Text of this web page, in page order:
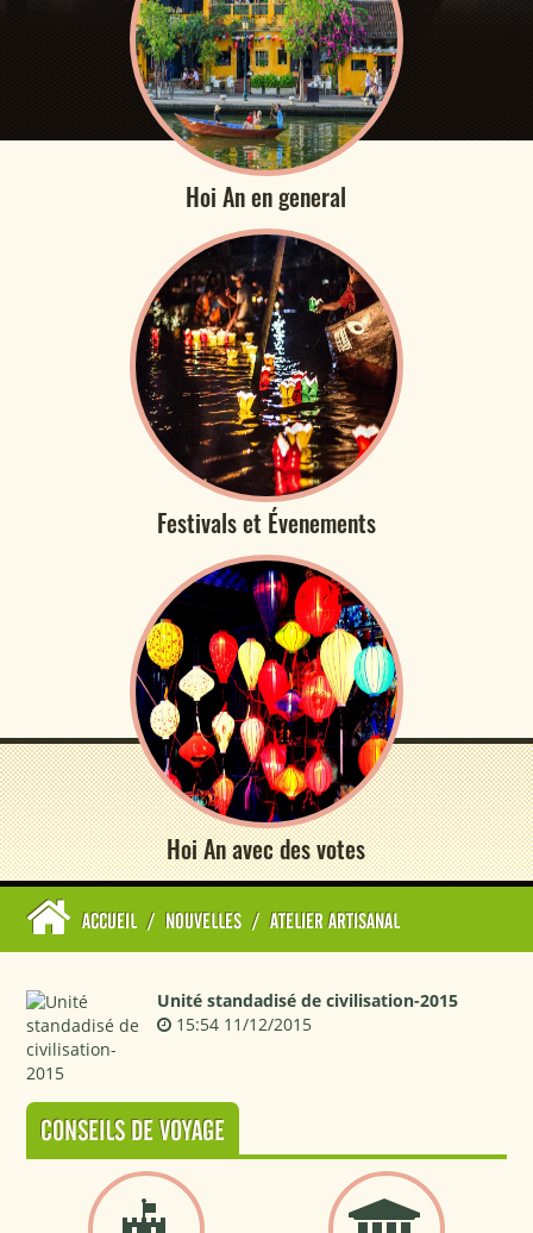
Hoi An en general
Festivals et Évenements
Hoi An avec des votes
ACCUEIL / NOUVELLES / ATELIER ARTISANAL
Unité standadisé de civilisation-2015
15:54 11/12/2015
CONSEILS DE VOYAGE